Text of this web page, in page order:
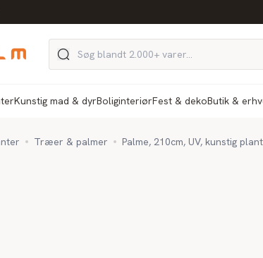
Kunstig mad & dyrBoliginteriørFest & dekoButik &
Træer & palmer Palme, 210cm, UV, kunstig